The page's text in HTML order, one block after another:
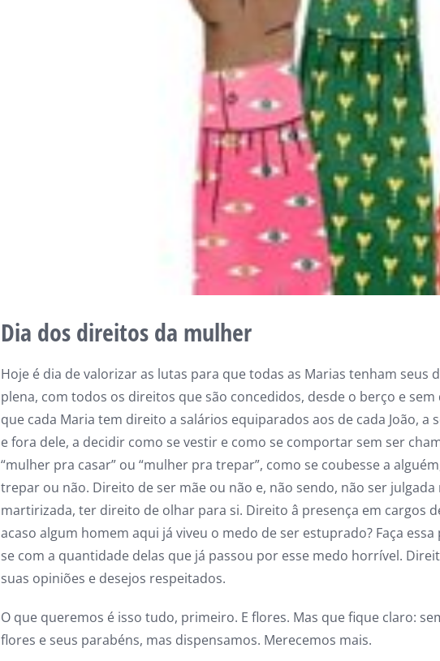
Dia dos direitos da mulher
Hoje é dia de valorizar as lutas para que todas as Marias tenham
plena, com todos os direitos que são concedidos, desde o berço e
que cada Maria tem direito a salários equiparados aos de cada João,
e fora dele, a decidir como se vestir e como se comportar sem ser
“mulher pra casar” ou “mulher pra trepar”, como se coubesse a
trepar ou não. Direito de ser mãe ou não e, não sendo, não ser
martirizada, ter direito de olhar para si. Direito â presença em cargos
acaso algum homem aqui já viveu o medo de ser estuprado? Faça
se com a quantidade delas que já passou por esse medo horrível.
suas opiniões e desejos respeitados.
O que queremos é isso tudo, primeiro. E flores. Mas que fique claro:
flores e seus parabéns, mas dispensamos. Merecemos mais.